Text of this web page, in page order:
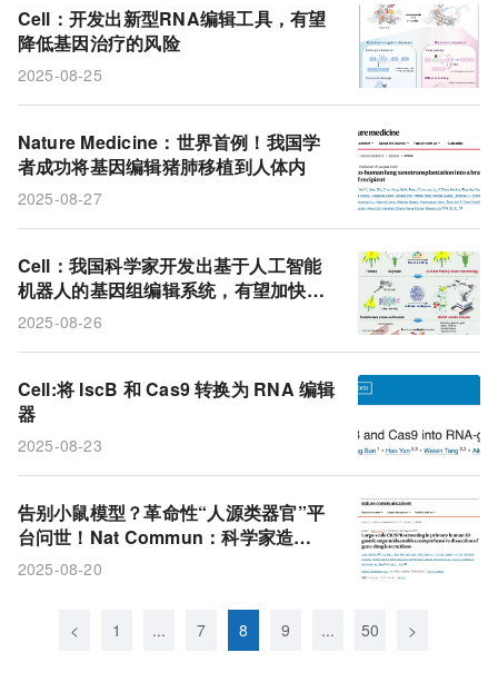
Cell：开发出新型RNA编辑工具，有望
降低基因治疗的风险
2025-08-25
Nature Medicine：世界首例！我国学
者成功将基因编辑猪肺移植到人体内
2025-08-27
Cell：我国科学家开发出基于人工智能
机器人的基因组编辑系统，有望加快杂
交育种的长期瓶颈
2025-08-26
Cell:将 IscB 和 Cas9 转换为 RNA 编辑
器
2025-08-23
告别小鼠模型？革命性“人源类器官”平
台问世！Nat Commun：科学家造
出“人体活试纸”，一次性筛选近两千个
2025-08-20
< 1 ... 7 8 9 ... 50 >